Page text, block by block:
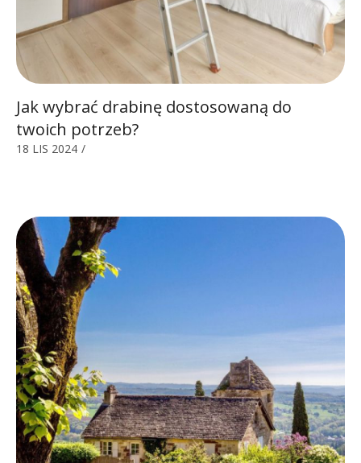
Jak wybrać drabinę dostosowaną do
twoich potrzeb?
18 LIS 2024 /